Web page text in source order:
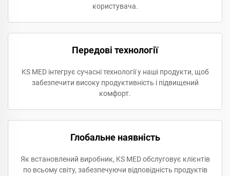
користувача.
Передові технології
KS MED інтегрує сучасні технології у наші продукти, щоб
забезпечити високу продуктивність і підвищений
комфорт.
Глобальне наявність
Як встановлений виробник, KS MED обслуговує клієнтів
по всьому світу, забезпечуючи відповідність продуктів